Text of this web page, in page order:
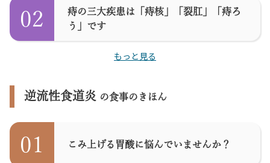
02
痔の三大疾患は「痔核」「裂肛」「痔ろ
う」です
もっと見る
逆流性食道炎 の食事のきほん
01 こみ上げる胃酸に悩んでいませんか？